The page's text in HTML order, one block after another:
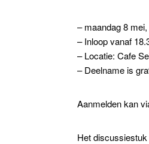
– maandag 8
– Inloop vanaf
– Locatie: Cafe
– Deelname is
Aanmelden kan
Het